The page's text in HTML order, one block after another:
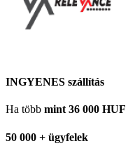
INGYENES szállítás
Ha több mint 36 000 HUF
50 000 + ügyfelek